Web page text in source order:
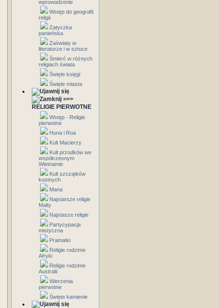
wprowadzenie
Wstęp do geografii
religii
Zatyczka
panieńska
Zaświaty w
literaturze i w sztuce
Śmierć w różnych
religiach świata
Święte księgi
Święte miasta
=>>
RELIGIE PIERWOTNE
Wstęp - Religie
pierwotne
Huna i Roa
Kult Macierzy
Kult przodków we
współczesnym
Wietnamie
Kult szczątków
kostnych
Mana
Najstarsze religie
Malty
Najstasze religie
Partycypacja
mistyczna
Pramatki
Religie rodzime
Afryki
Religie rodzime
Australii
Wierzenia
pierwotne
Święte kamienie